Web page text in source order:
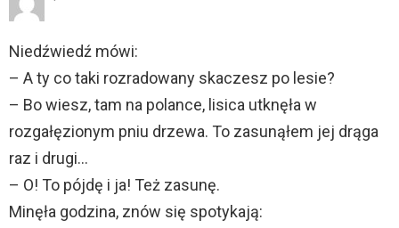
Niedźwiedź mówi:
– A ty co taki rozradowany skaczesz po lesie?
– Bo wiesz, tam na polance, lisica utknęła w
rozgałęzionym pniu drzewa. To zasunąłem jej drąga
raz i drugi…
– O! To pójdę i ja! Też zasunę.
Minęła godzina, znów się spotykają: